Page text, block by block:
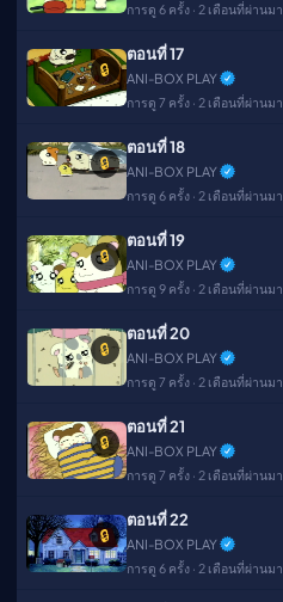
การดู 6 ครั้ง · 2 เดือนที่ผ่านมา
🔒
ตอนที่ 17
ANI-BOX PLAY
การดู 7 ครั้ง · 2 เดือนที่ผ่านมา
🔒
ตอนที่ 18
ANI-BOX PLAY
การดู 6 ครั้ง · 2 เดือนที่ผ่านมา
🔒
ตอนที่ 19
ANI-BOX PLAY
การดู 9 ครั้ง · 2 เดือนที่ผ่านมา
🔒
ตอนที่ 20
ANI-BOX PLAY
การดู 7 ครั้ง · 2 เดือนที่ผ่านมา
🔒
ตอนที่ 21
ANI-BOX PLAY
การดู 7 ครั้ง · 2 เดือนที่ผ่านมา
🔒
ตอนที่ 22
ANI-BOX PLAY
การดู 6 ครั้ง · 2 เดือนที่ผ่านมา